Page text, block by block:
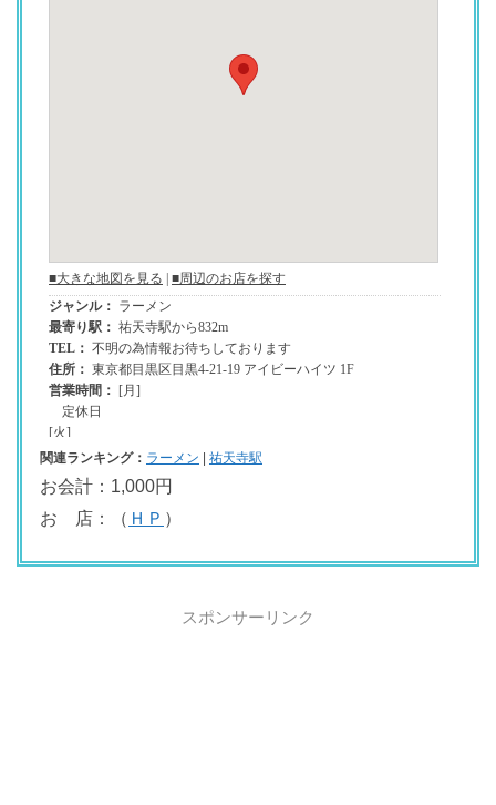
関連ランキング： ラーメン | 祐天寺駅
お会計：1,000円
お 店：（ ＨＰ ）
スポンサーリンク